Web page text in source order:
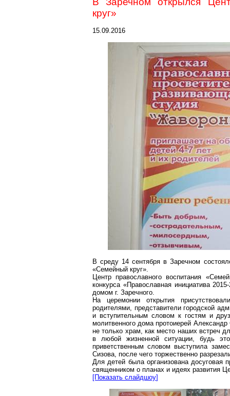
круг»
15.09.2016
В среду 14 сентября вЗаречном
«Семейный круг».
Центр православного воспитания
конкурса «Православная инициатива
домом г. Заречного.
На церемонии открытия
родителями, представители городской
и вступительным словом к гостям и
молитвенного дома протоиерей Александр
не только храм, как место наших встреч
в любой жизненной ситуации, будь
приветственным словом выступила
Сизова, после чего торжественно
Для детей была организованадосуговая
священником о планах и идеях развития
[Показать слайдшоу]